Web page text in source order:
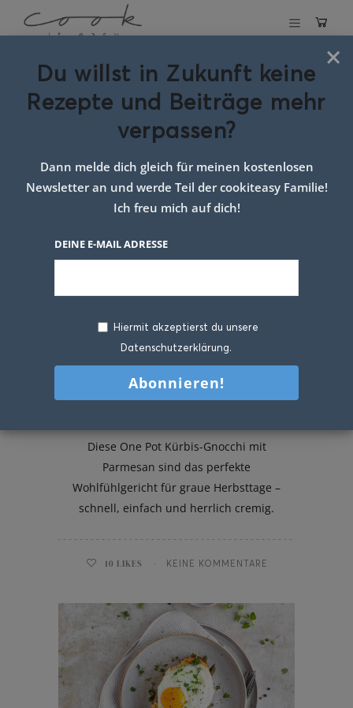
Schlagwort:
Rezepte Familie
Wochenplan
Diese One Pot Kürbis-Gnocchi mit
Parmesan sind das perfekte
Wohlfühlgericht für graue Herbsttage –
schnell, einfach und herrlich cremig.
10 LIKES KEINE KOMMENTARE
×
Du willst in Zukunft keine
Rezepte und Beiträge mehr
verpassen?
Dann melde dich gleich für meinen kostenlosen
Newsletter an und werde Teil der cookiteasy Familie!
Ich freu mich auf dich!
DEINE E-MAIL ADRESSE
Hiermit akzeptierst du unsere
Datenschutzerklärung.